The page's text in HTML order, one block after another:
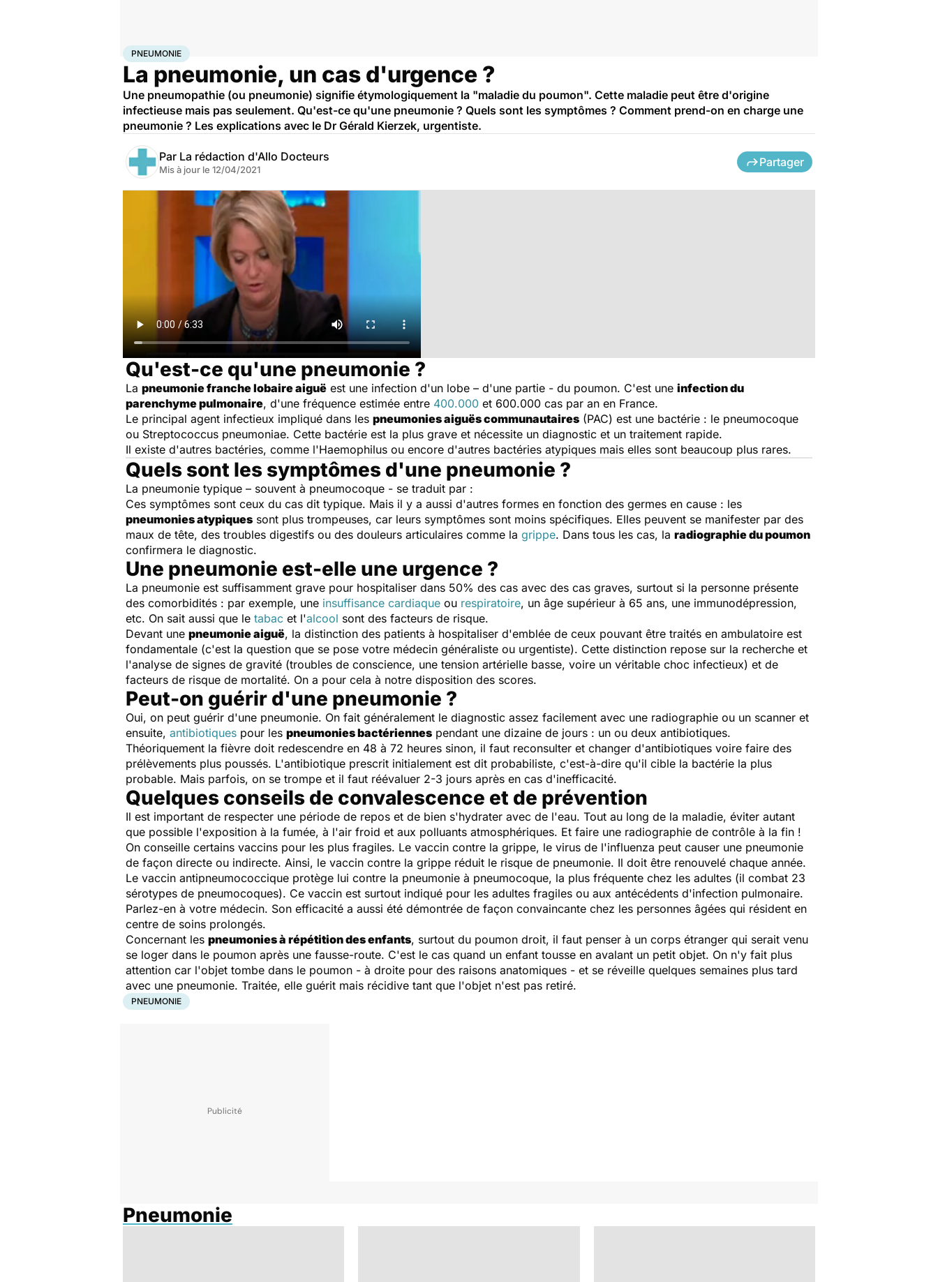
AccueilSantéPneumonie
PNEUMONIE
La pneumonie, un cas d'urgence ?
Une pneumopathie (ou pneumonie) signifie étymologiquement la "maladie du poumon". Cette maladie peut être d'origine
infectieuse mais pas seulement. Qu'est-ce qu'une pneumonie ? Quels sont les symptômes ? Comment prend-on en charge une
pneumonie ? Les explications avec le Dr Gérald Kierzek, urgentiste.
Par La rédaction d'Allo Docteurs
Mis à jour le 12/04/2021
Partager
Qu'est-ce qu'une pneumonie ?
La pneumonie franche lobaire aiguë est une infection d'un lobe – d'une partie - du poumon. C'est une infection du
parenchyme pulmonaire, d'une fréquence estimée entre 400.000 et 600.000 cas par an en France.
Le principal agent infectieux impliqué dans les pneumonies aiguës communautaires (PAC) est une bactérie : le pneumocoque
ou Streptococcus pneumoniae. Cette bactérie est la plus grave et nécessite un diagnostic et un traitement rapide.
Il existe d'autres bactéries, comme l'Haemophilus ou encore d'autres bactéries atypiques mais elles sont beaucoup plus rares.
Quels sont les symptômes d'une pneumonie ?
La pneumonie typique – souvent à pneumocoque - se traduit par :
Ces symptômes sont ceux du cas dit typique. Mais il y a aussi d'autres formes en fonction des germes en cause : les
pneumonies atypiques sont plus trompeuses, car leurs symptômes sont moins spécifiques. Elles peuvent se manifester par des
maux de tête, des troubles digestifs ou des douleurs articulaires comme la grippe. Dans tous les cas, la radiographie du poumon
confirmera le diagnostic.
Une pneumonie est-elle une urgence ?
La pneumonie est suffisamment grave pour hospitaliser dans 50% des cas avec des cas graves, surtout si la personne présente
des comorbidités : par exemple, une insuffisance cardiaque ou respiratoire, un âge supérieur à 65 ans, une immunodépression,
etc. On sait aussi que le tabac et l'alcool sont des facteurs de risque.
Devant une pneumonie aiguë, la distinction des patients à hospitaliser d'emblée de ceux pouvant être traités en ambulatoire est
fondamentale (c'est la question que se pose votre médecin généraliste ou urgentiste). Cette distinction repose sur la recherche et
l'analyse de signes de gravité (troubles de conscience, une tension artérielle basse, voire un véritable choc infectieux) et de
facteurs de risque de mortalité. On a pour cela à notre disposition des scores.
Peut-on guérir d'une pneumonie ?
Oui, on peut guérir d'une pneumonie. On fait généralement le diagnostic assez facilement avec une radiographie ou un scanner et
ensuite, antibiotiques pour les pneumonies bactériennes pendant une dizaine de jours : un ou deux antibiotiques.
Théoriquement la fièvre doit redescendre en 48 à 72 heures sinon, il faut reconsulter et changer d'antibiotiques voire faire des
prélèvements plus poussés. L'antibiotique prescrit initialement est dit probabiliste, c'est-à-dire qu'il cible la bactérie la plus
probable. Mais parfois, on se trompe et il faut réévaluer 2-3 jours après en cas d'inefficacité.
Quelques conseils de convalescence et de prévention
Il est important de respecter une période de repos et de bien s'hydrater avec de l'eau. Tout au long de la maladie, éviter autant
que possible l'exposition à la fumée, à l'air froid et aux polluants atmosphériques. Et faire une radiographie de contrôle à la fin !
On conseille certains vaccins pour les plus fragiles. Le vaccin contre la grippe, le virus de l'influenza peut causer une pneumonie
de façon directe ou indirecte. Ainsi, le vaccin contre la grippe réduit le risque de pneumonie. Il doit être renouvelé chaque année.
Le vaccin antipneumococcique protège lui contre la pneumonie à pneumocoque, la plus fréquente chez les adultes (il combat 23
sérotypes de pneumocoques). Ce vaccin est surtout indiqué pour les adultes fragiles ou aux antécédents d'infection pulmonaire.
Parlez-en à votre médecin. Son efficacité a aussi été démontrée de façon convaincante chez les personnes âgées qui résident en
centre de soins prolongés.
Concernant les pneumonies à répétition des enfants, surtout du poumon droit, il faut penser à un corps étranger qui serait venu
se loger dans le poumon après une fausse-route. C'est le cas quand un enfant tousse en avalant un petit objet. On n'y fait plus
attention car l'objet tombe dans le poumon - à droite pour des raisons anatomiques - et se réveille quelques semaines plus tard
avec une pneumonie. Traitée, elle guérit mais récidive tant que l'objet n'est pas retiré.
PNEUMONIE
Pneumonie